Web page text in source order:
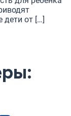
дети от […]